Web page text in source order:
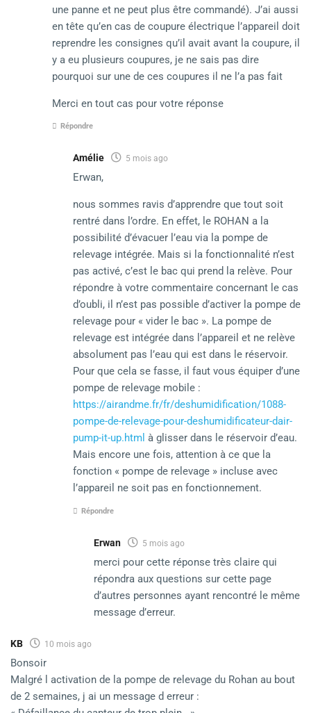
une panne et ne peut plus être commandé). J’ai aussi
en tête qu’en cas de coupure électrique l’appareil doit
reprendre les consignes qu’il avait avant la coupure, il
y a eu plusieurs coupures, je ne sais pas dire
pourquoi sur une de ces coupures il ne l’a pas fait
Merci en tout cas pour votre réponse
Répondre
Amélie 5 mois ago
Erwan,
nous sommes ravis d’apprendre que tout soit
rentré dans l’ordre. En effet, le ROHAN a la
possibilité d’évacuer l’eau via la pompe de
relevage intégrée. Mais si la fonctionnalité n’est
pas activé, c’est le bac qui prend la relève. Pour
répondre à votre commentaire concernant le cas
d’oubli, il n’est pas possible d’activer la pompe de
relevage pour « vider le bac ». La pompe de
relevage est intégrée dans l’appareil et ne relève
absolument pas l’eau qui est dans le réservoir.
Pour que cela se fasse, il faut vous équiper d’une
pompe de relevage mobile :
https://airandme.fr/fr/deshumidification/1088-
pompe-de-relevage-pour-deshumidificateur-dair-
pump-it-up.html à glisser dans le réservoir d’eau.
Mais encore une fois, attention à ce que la
fonction « pompe de relevage » incluse avec
l’appareil ne soit pas en fonctionnement.
Répondre
Erwan 5 mois ago
merci pour cette réponse très claire qui
répondra aux questions sur cette page
d’autres personnes ayant rencontré le même
message d’erreur.
KB 10 mois ago
Bonsoir
Malgré l activation de la pompe de relevage du Rohan au bout
de 2 semaines, j ai un message d erreur :